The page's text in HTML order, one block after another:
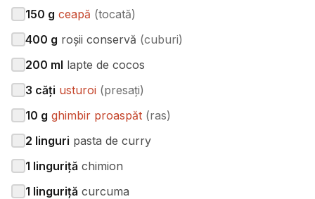
150 g ceapă (tocată)
400 g roșii conservă (cuburi)
200 ml lapte de cocos
3 căți usturoi (presați)
10 g ghimbir proaspăt (ras)
2 linguri pasta de curry
1 linguriță chimion
1 linguriță curcuma